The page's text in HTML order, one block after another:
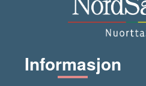
Informasjon